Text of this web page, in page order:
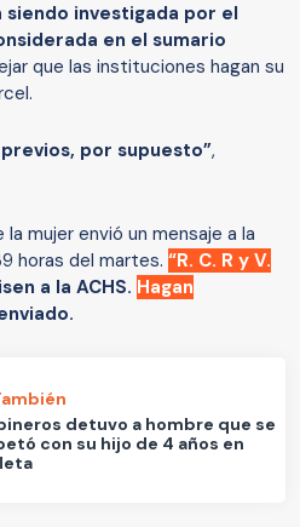
investigada por el
en el sumario
que las instituciones hagan su
por supuesto”,
mujer envió un mensaje a la
horas del martes. “R. C. R y V.
a la ACHS. Hagan
detuvo a hombre que se
con su hijo de 4 años en